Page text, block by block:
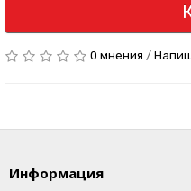
0 мнения /
Информация